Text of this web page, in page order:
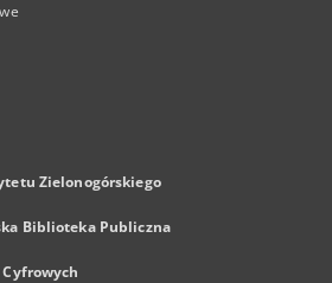
Zielonogórskiego
Biblioteka Publiczna